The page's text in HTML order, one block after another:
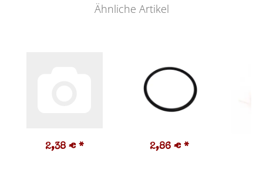
Ähnliche Artikel
2,38 € * 2,86 € *